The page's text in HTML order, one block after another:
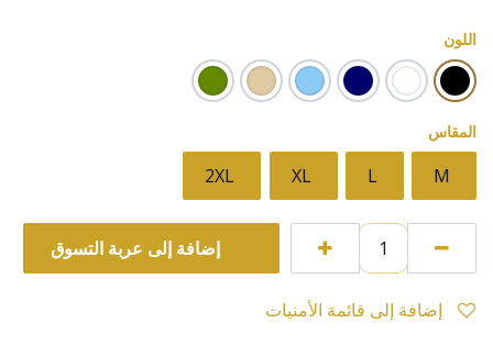
اللون
المقاس
M
L
XL
2XL
إضافة إلى عربة التسوق